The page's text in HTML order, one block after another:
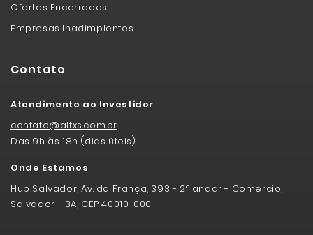
Ofertas Encerradas
Empresas Inadimplentes
Contato
Atendimento ao Investidor
contato@altxs.com.br
Das 9h às 18h (dias úteis)
Onde Estamos
Hub Salvador, Av. da França, 393 - 2º andar - Comercio,
Salvador - BA, CEP 40010-000